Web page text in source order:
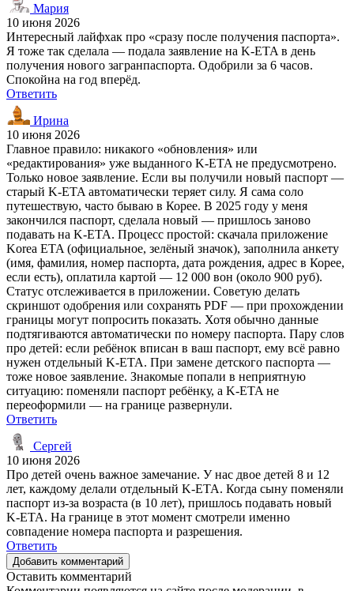
Мария
10 июня 2026
Интересный лайфхак про «сразу после получения паспорта».
Я тоже так сделала — подала заявление на K-ETA в день
получения нового загранпаспорта. Одобрили за 6 часов.
Спокойна на год вперёд.
Ответить
Ирина
10 июня 2026
Главное правило: никакого «обновления» или
«редактирования» уже выданного K-ETA не предусмотрено.
Только новое заявление. Если вы получили новый паспорт —
старый K-ETA автоматически теряет силу. Я сама соло
путешествую, часто бываю в Корее. В 2025 году у меня
закончился паспорт, сделала новый — пришлось заново
подавать на K-ETA. Процесс простой: скачала приложение
Korea ETA (официальное, зелёный значок), заполнила анкету
(имя, фамилия, номер паспорта, дата рождения, адрес в Корее,
если есть), оплатила картой — 12 000 вон (около 900 руб).
Статус отслеживается в приложении. Советую делать
скриншот одобрения или сохранять PDF — при прохождении
границы могут попросить показать. Хотя обычно данные
подтягиваются автоматически по номеру паспорта. Пару слов
про детей: если ребёнок вписан в ваш паспорт, ему всё равно
нужен отдельный K-ETA. При замене детского паспорта —
тоже новое заявление. Знакомые попали в неприятную
ситуацию: поменяли паспорт ребёнку, а K-ETA не
переоформили — на границе развернули.
Ответить
Сергей
10 июня 2026
Про детей очень важное замечание. У нас двое детей 8 и 12
лет, каждому делали отдельный K-ETA. Когда сыну поменяли
паспорт из-за возраста (в 10 лет), пришлось подавать новый
K-ETA. На границе в этот момент смотрели именно
совпадение номера паспорта и разрешения.
Ответить
Добавить комментарий
Оставить комментарий